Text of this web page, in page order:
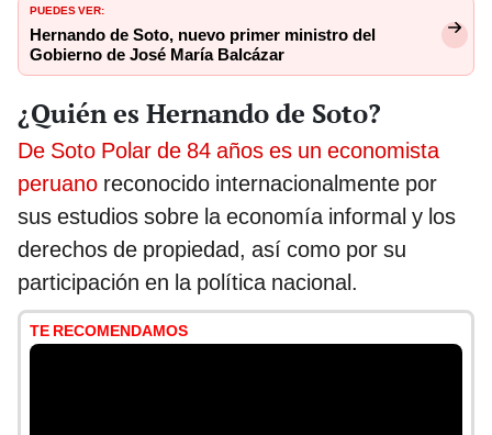
PUEDES VER:
Hernando de Soto, nuevo primer ministro del
Gobierno de José María Balcázar
¿Quién es Hernando de Soto?
De Soto Polar de 84 años es un economista
peruano reconocido internacionalmente por
sus estudios sobre la economía informal y los
derechos de propiedad, así como por su
participación en la política nacional.
TE RECOMENDAMOS